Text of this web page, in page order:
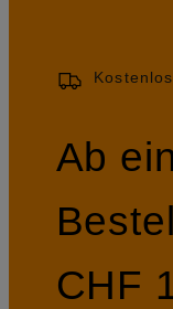
Ab
CHF